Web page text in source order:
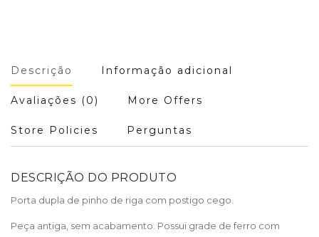
Descrição Informação adicional
Avaliações (0) More Offers
Store Policies Perguntas
DESCRIÇÃO DO PRODUTO
Porta dupla de pinho de riga com postigo cego.
Peça antiga, sem acabamento. Possui grade de ferro com